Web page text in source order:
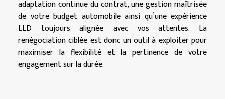
adaptation continue du contrat, une gestion maîtrisée
de votre budget automobile ainsi qu’une expérience
LLD toujours alignée avec vos attentes. La
renégociation ciblée est donc un outil à exploiter pour
maximiser la flexibilité et la pertinence de votre
engagement sur la durée.